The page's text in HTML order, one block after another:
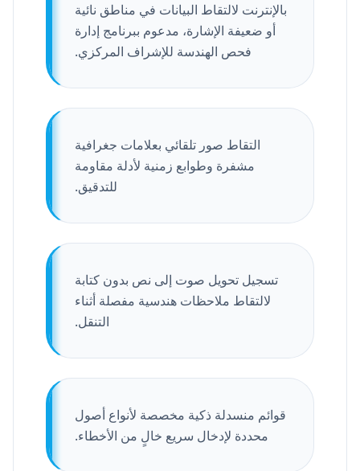
بالإنترنت لالتقاط البيانات في مناطق نائية
أو ضعيفة الإشارة، مدعوم ببرنامج إدارة
فحص الهندسة للإشراف المركزي.
التقاط صور تلقائي بعلامات جغرافية
مشفرة وطوابع زمنية لأدلة مقاومة
للتدقيق.
تسجيل تحويل صوت إلى نص بدون كتابة
لالتقاط ملاحظات هندسية مفصلة أثناء
التنقل.
قوائم منسدلة ذكية مخصصة لأنواع أصول
محددة لإدخال سريع خالٍ من الأخطاء.